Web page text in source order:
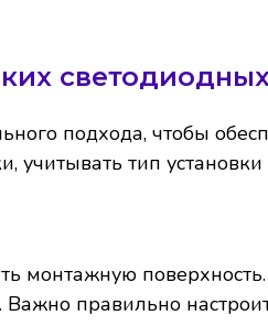
подхода, чтобы
учитывать тип
поверхность.
правильно